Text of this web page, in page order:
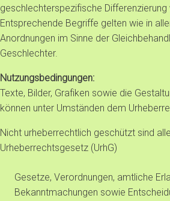
geschlechterspezifische Differenzierung
Entsprechende Begriffe gelten wie in
Anordnungen im Sinne der
Geschlechter.
Nutzungsbedingungen:
Texte, Bilder, Grafiken sowie die
können unter Umständen dem
Nicht urheberrechtlich geschützt sind
Urheberrechtsgesetz (UrhG)
Gesetze, Verordnungen, amtliche
Bekanntmachungen sowie